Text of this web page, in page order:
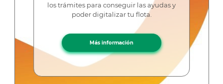
los trámites para conseguir las ayudas y
poder digitalizar tu flota.
Más información